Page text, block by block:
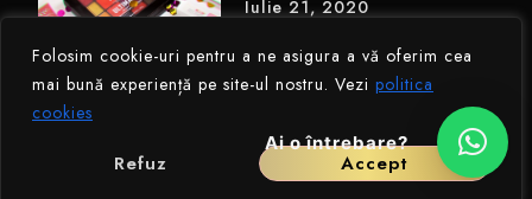
Folosim cookie-uri pentru a ne asigura a vă oferim cea
mai bună experiență pe site-ul nostru. Vezi politica
cookies
Refuz Accept
Iulie 21, 2020
PIGMENTII PE CARE II
FOLOSESC
Ai o întrebare?